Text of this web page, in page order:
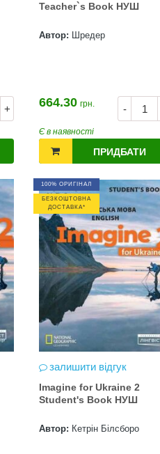
+
Teacher`s Book НУШ
Автор: Шредер
-
664.30 грн.
Є в наявності
ПРИДБАТИ
100% ОРИГІНАЛ
БЕЗКОШТОВНА
ДОСТАВКА*
залишити відгук
Imagine for Ukraine 2
Student's Book НУШ
Автор: Кетрін Білсборо